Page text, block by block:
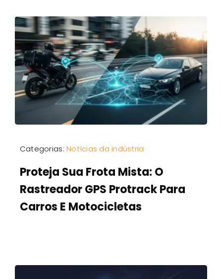
Categorias:Notícias da indústria
Proteja Sua Frota Mista: O
Rastreador GPS Protrack Para
Carros E Motocicletas